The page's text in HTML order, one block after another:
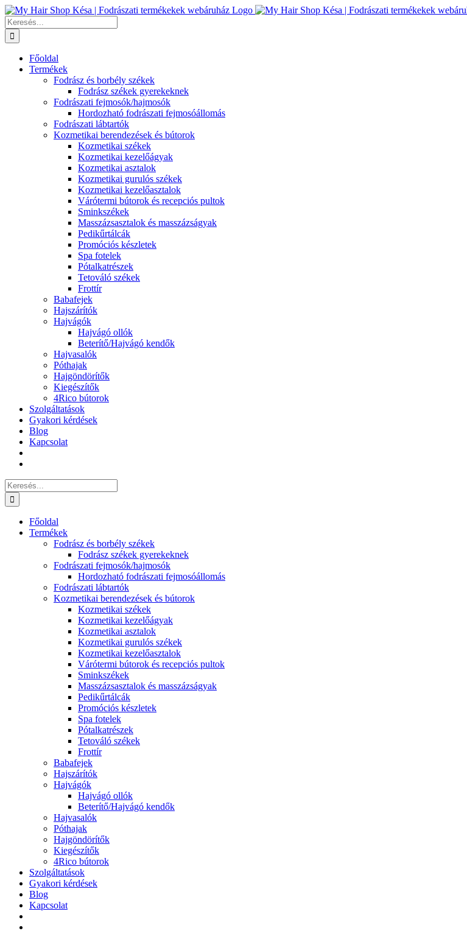
Kihagyás
Keresés...
Főoldal
Termékek
Fodrász és borbély székek
Fodrász székek gyerekeknek
Fodrászati fejmosók/hajmosók
Hordozható fodrászati fejmosóállomás
Fodrászati lábtartók
Kozmetikai berendezések és bútorok
Kozmetikai székek
Kozmetikai kezelőágyak
Kozmetikai asztalok
Kozmetikai gurulós székek
Kozmetikai kezelőasztalok
Várótermi bútorok és recepciós pultok
Sminkszékek
Masszázsasztalok és masszázságyak
Pedikűrtálcák
Promóciós készletek
Spa fotelek
Pótalkatrészek
Tetováló székek
Frottír
Babafejek
Hajszárítók
Hajvágók
Hajvágó ollók
Beterítő/Hajvágó kendők
Hajvasalók
Póthajak
Hajgöndörítők
Kiegészítők
4Rico bútorok
Szolgáltatások
Gyakori kérdések
Blog
Kapcsolat
Keresés...
Főoldal
Termékek
Fodrász és borbély székek
Fodrász székek gyerekeknek
Fodrászati fejmosók/hajmosók
Hordozható fodrászati fejmosóállomás
Fodrászati lábtartók
Kozmetikai berendezések és bútorok
Kozmetikai székek
Kozmetikai kezelőágyak
Kozmetikai asztalok
Kozmetikai gurulós székek
Kozmetikai kezelőasztalok
Várótermi bútorok és recepciós pultok
Sminkszékek
Masszázsasztalok és masszázságyak
Pedikűrtálcák
Promóciós készletek
Spa fotelek
Pótalkatrészek
Tetováló székek
Frottír
Babafejek
Hajszárítók
Hajvágók
Hajvágó ollók
Beterítő/Hajvágó kendők
Hajvasalók
Póthajak
Hajgöndörítők
Kiegészítők
4Rico bútorok
Szolgáltatások
Gyakori kérdések
Blog
Kapcsolat